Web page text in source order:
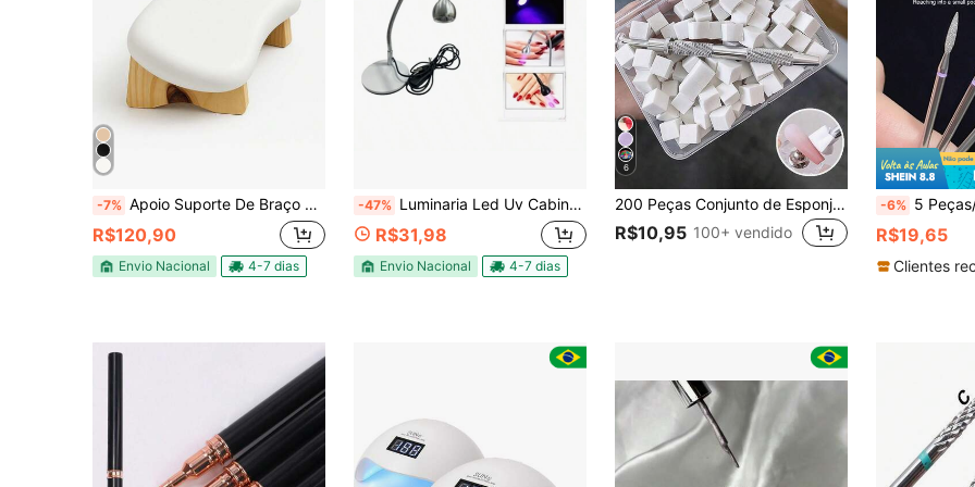
-7% Apoio Suporte De Braço Mão para Manicure Semi-curvo RUSTIC 10cm Altura Conforto Ergonômico Sofisticado - Web Sales Nails
R$120,90
Envio Nacional 4-7 dias
-47% Luminaria Led Uv Cabine Secagem Unhas Esmaltes Gel 110v/220v
R$31,98
Envio Nacional 4-7 dias
6
200 Peças Conjunto de Esponja Mini para Arte de Unhas, Esponja Degradê para Arte de Unhas, Adequado para Design de Unhas Ombré, Aplicador de Esponja Quadrada para Unhas, Uso Profissional em Salão de Unhas e Doméstico, Estético
R$10,95 100+ vendido
-6% 5 Peças/Conjunto Cabeça Pré-
R$19,65
Clientes